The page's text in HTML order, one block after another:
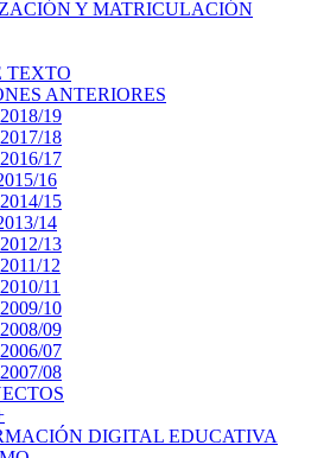
Y MATRICULACIÓN
TEXTO
ANTERIORES
19
18
17
16
15
14
13
12
11
10
09
07
08
DIGITAL EDUCATIVA